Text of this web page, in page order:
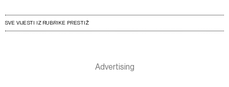
SVE VIJESTI IZ RUBRIKE PRESTIŽ